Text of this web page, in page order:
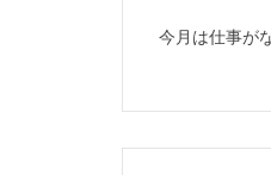
今月は仕事が